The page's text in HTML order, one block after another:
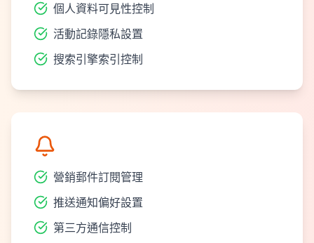
個人資料可見性控制
活動記錄隱私設置
搜索引擎索引控制
營銷郵件訂閱管理
推送通知偏好設置
第三方通信控制